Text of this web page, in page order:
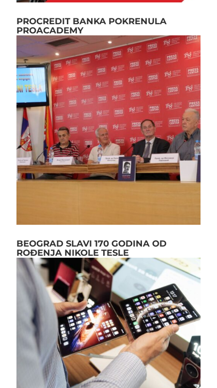
PROCREDIT BANKA POKRENULA
PROACADEMY
BEOGRAD SLAVI 170 GODINA OD
ROĐENJA NIKOLE TESLE